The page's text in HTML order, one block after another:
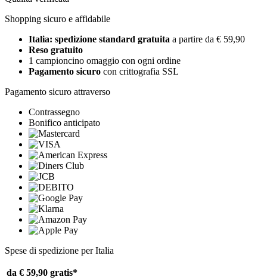
Shopping sicuro e affidabile
Italia: spedizione standard gratuita a partire da € 59,90
Reso gratuito
1 campioncino omaggio con ogni ordine
Pagamento sicuro con crittografia SSL
Pagamento sicuro attraverso
Contrassegno
Bonifico anticipato
Spese di spedizione per Italia
da € 59,90 gratis*